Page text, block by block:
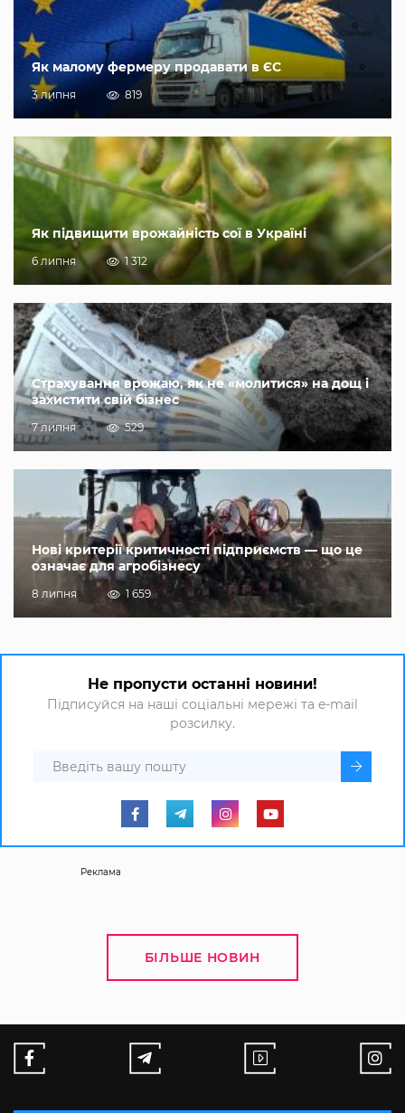
Як малому фермеру продавати в ЄС
3 липня 819
Як підвищити врожайність сої в Україні
6 липня 1 312
Страхування врожаю, як не «молитися» на дощ і
захистити свій бізнес
7 липня 529
Нові критерії критичності підприємств — що це
означає для агробізнесу
8 липня 1 659
Не пропусти останні новини!
Підписуйся на наші соціальні мережі та e-mail
розсилку.
Реклама
БІЛЬШЕ НОВИН